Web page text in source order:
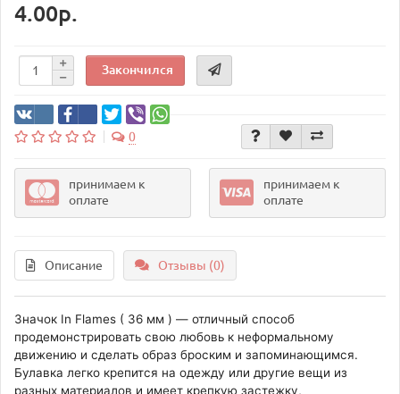
4.00р.
Закончился
0
принимаем к
оплате
принимаем к
оплате
Описание Отзывы (0)
Значок In Flames ( 36 мм ) — отличный способ
продемонстрировать свою любовь к неформальному
движению и сделать образ броским и запоминающимся.
Булавка легко крепится на одежду или другие вещи из
разных материалов и имеет крепкую застежку,